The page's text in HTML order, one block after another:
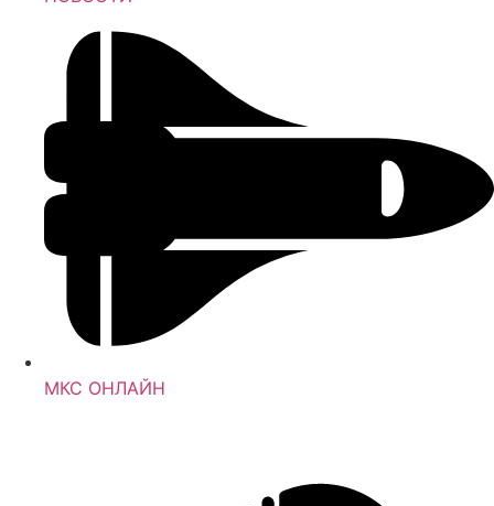
МКС ОНЛАЙН